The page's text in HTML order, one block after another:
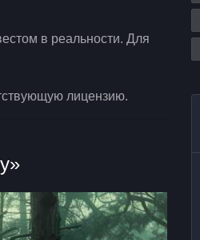
в реальности. Для
лицензию.